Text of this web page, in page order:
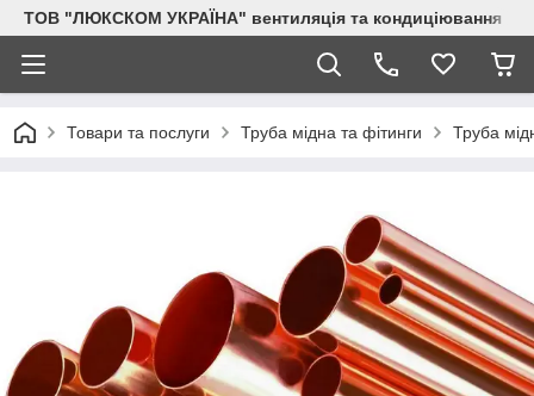
ТОВ "ЛЮКСКОМ УКРАЇНА" вентиляція та кондиціювання
Товари та послуги Труба мідна та фітинги Труба